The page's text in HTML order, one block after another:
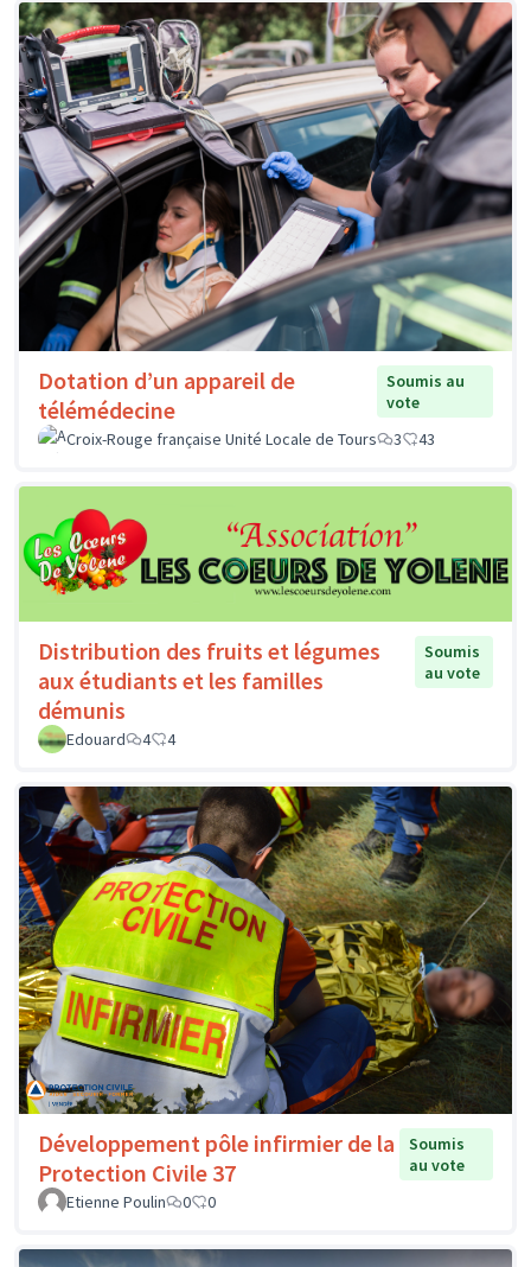
Dotation d’un appareil de
télémédecine
Soumis au
vote
Croix-Rouge française Unité Locale de Tours
3 43
Distribution des fruits et légumes
aux étudiants et les familles
démunis
Soumis
au vote
Edouard 4 4
Développement pôle infirmier de la
Protection Civile 37
Soumis
au vote
Etienne Poulin
0 0